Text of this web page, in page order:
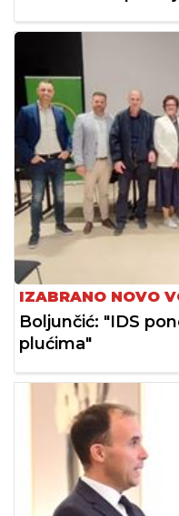
IZABRANO NOVO
Boljunčić: "IDS
plućima"